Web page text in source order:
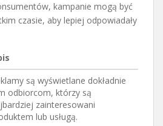
kampanie mogą być
czasie, aby lepiej odpowiadały
są wyświetlane dokładnie
odbiorcom, którzy są
zainteresowani
lub usługą.